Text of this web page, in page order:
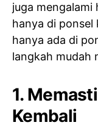
juga mengalami
hanya di ponsel
hanya ada di
langkah mudah
1.
Kembali